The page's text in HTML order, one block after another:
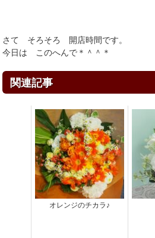
さて そろそろ 開店時間です。
今日は このへんで＊＾＾＊
関連記事
オレンジのチカラ♪